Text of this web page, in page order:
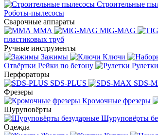
Строительные
Роботы-пылесосы
Сварочные аппараты
MMA
MIG-MAG
пластиковых труб
Ручные инструменты
Зажимы
Ключи
Отвёртки Рейки по бетону Рулетки
Перфораторы
SDS-PLUS
SDS-
Фрезеры
Кромочные фрезеры
Шуруповёрты
Шуруповёрты
Одежда